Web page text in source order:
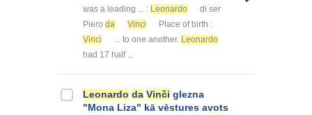
was a leading ... : Leonardo
di ser
Piero da Vinci
Place of birth :
Vinci
... to one another. Leonardo
had 17 half ...
Leonardo da Vinči glezna
"Mona Liza" kā vēstures avots